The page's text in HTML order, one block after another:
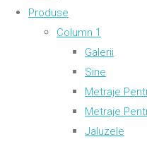
Produse
Column 1
Galerii
Sine
Metraje
Metraje
Jaluzele